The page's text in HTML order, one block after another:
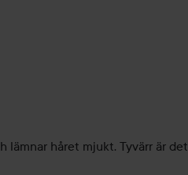
lämnar håret mjukt. Tyvärr är det